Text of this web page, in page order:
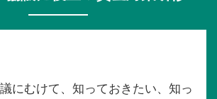
にむけて、知っておきたい、知っ